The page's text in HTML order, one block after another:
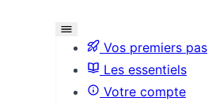
Vos premiers pas
Les essentiels
Votre compte